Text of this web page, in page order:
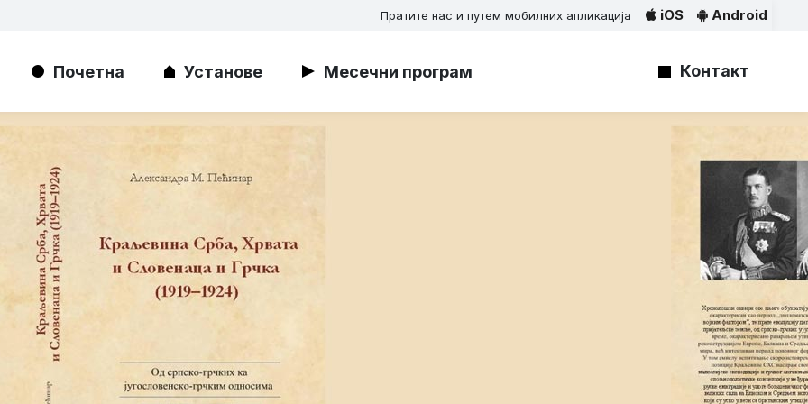
Пратите нас и путем мобилних апликација Android
iOS
Почетна Установе Месечни програм Контакт